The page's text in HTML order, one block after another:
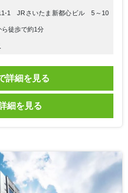
1 JRさいたま新都心ビル 5～10
徒歩で約1分
詳細を見る
細を見る